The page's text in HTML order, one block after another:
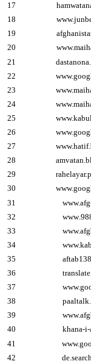
17
18
19
20
21
22
23
24
25
26
27
28
29
30
31
32
33
34
35
36
37
38
39
40
khana-
41
42